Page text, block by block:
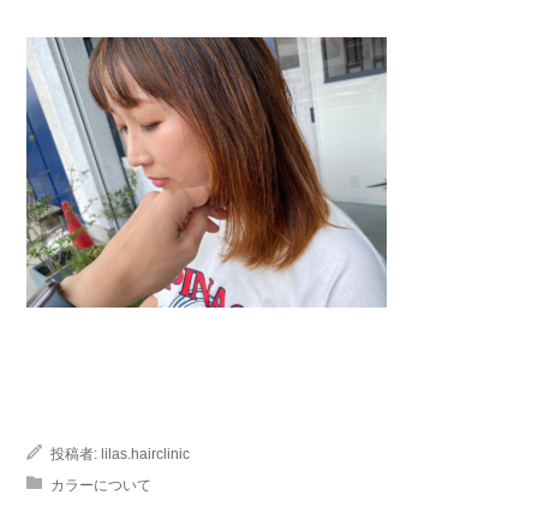
投稿者: lilas.hairclinic
カラーについて